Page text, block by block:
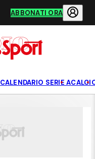
ABBONATI ORA
CALENDARIO SERIE A